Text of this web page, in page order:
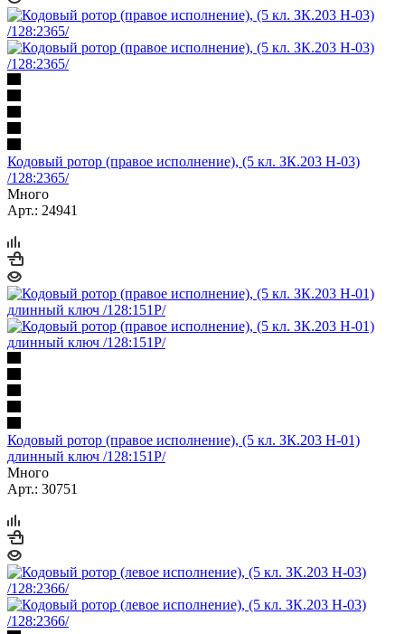
Кодовый ротор (правое исполнение), (5 кл. ЗК.203 Н-03)
/128:2365/
Много
Арт.: 24941
Кодовый ротор (правое исполнение), (5 кл. ЗК.203 Н-01)
длинный ключ /128:151Р/
Много
Арт.: 30751